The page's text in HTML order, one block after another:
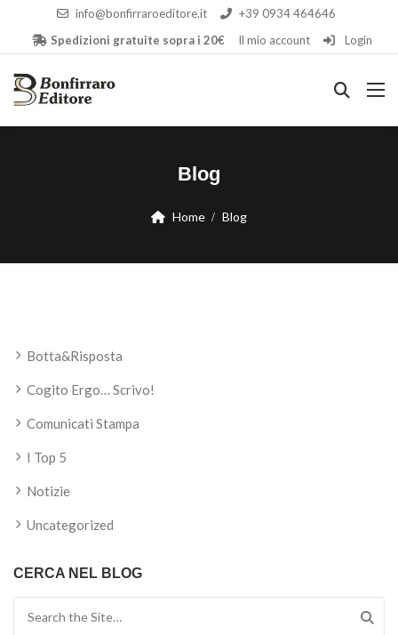
info@bonfirraroeditore.it
+39 0934 464646
Spedizioni gratuite sopra i 20€
Il mio account Login
Blog
Home Blog
Botta&Risposta
Cogito Ergo… Scrivo!
Comunicati Stampa
I Top 5
Notizie
Uncategorized
CERCA NEL BLOG